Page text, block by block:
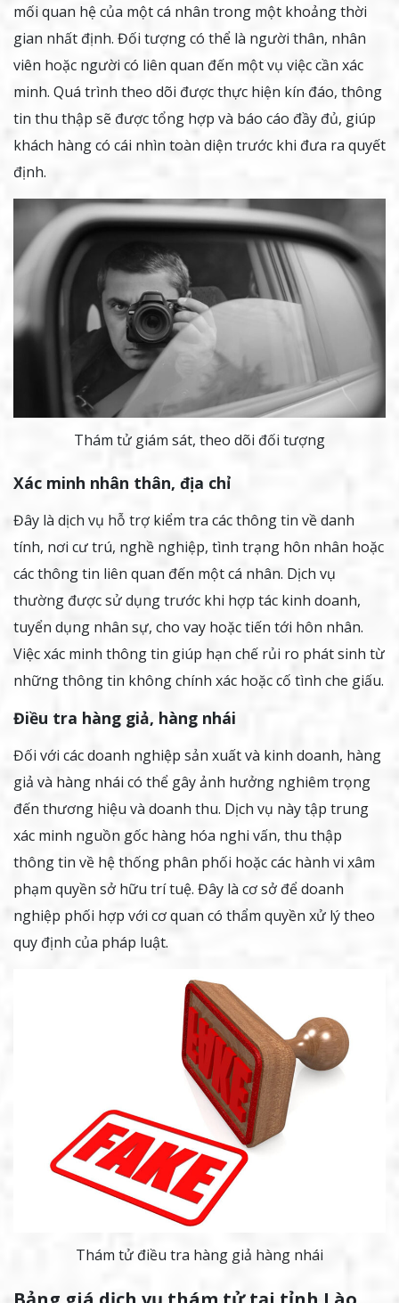
mối quan hệ của một cá nhân trong một khoảng thời
gian nhất định. Đối tượng có thể là người thân, nhân
viên hoặc người có liên quan đến một vụ việc cần xác
minh. Quá trình theo dõi được thực hiện kín đáo, thông
tin thu thập sẽ được tổng hợp và báo cáo đầy đủ, giúp
khách hàng có cái nhìn toàn diện trước khi đưa ra quyết
định.
Thám tử giám sát, theo dõi đối tượng
Xác minh nhân thân, địa chỉ
Đây là dịch vụ hỗ trợ kiểm tra các thông tin về danh
tính, nơi cư trú, nghề nghiệp, tình trạng hôn nhân hoặc
các thông tin liên quan đến một cá nhân. Dịch vụ
thường được sử dụng trước khi hợp tác kinh doanh,
tuyển dụng nhân sự, cho vay hoặc tiến tới hôn nhân.
Việc xác minh thông tin giúp hạn chế rủi ro phát sinh từ
những thông tin không chính xác hoặc cố tình che giấu.
Điều tra hàng giả, hàng nhái
Đối với các doanh nghiệp sản xuất và kinh doanh, hàng
giả và hàng nhái có thể gây ảnh hưởng nghiêm trọng
đến thương hiệu và doanh thu. Dịch vụ này tập trung
xác minh nguồn gốc hàng hóa nghi vấn, thu thập
thông tin về hệ thống phân phối hoặc các hành vi xâm
phạm quyền sở hữu trí tuệ. Đây là cơ sở để doanh
nghiệp phối hợp với cơ quan có thẩm quyền xử lý theo
quy định của pháp luật.
Thám tử điều tra hàng giả hàng nhái